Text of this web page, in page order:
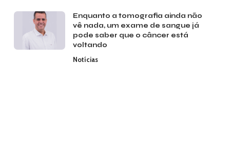
Enquanto a tomografia ainda não
vê nada, um exame de sangue já
pode saber que o câncer está
voltando
Notícias